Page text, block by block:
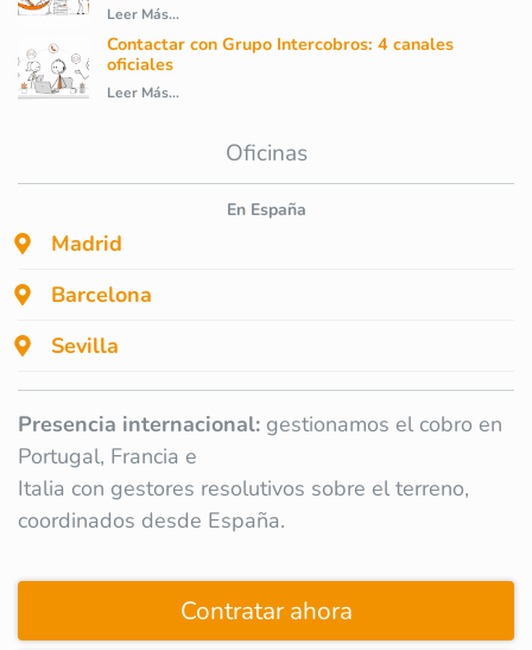
Leer Más...
Contactar con Grupo Intercobros: 4 canales
oficiales
Leer Más...
Oficinas
En España
Madrid
Barcelona
Sevilla
Presencia internacional: gestionamos el cobro en
Portugal, Francia e
Italia con gestores resolutivos sobre el terreno,
coordinados desde España.
Contratar ahora